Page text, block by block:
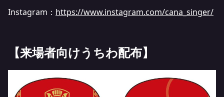
Instagram： https://www.instagram.com/cana_singer/
【来場者向けうちわ配布】